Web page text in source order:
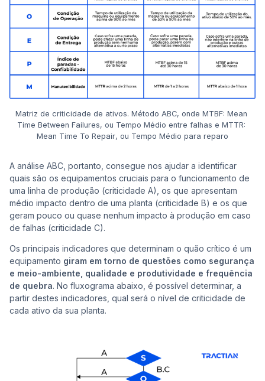
Matriz de criticidade de ativos. Método ABC, onde MTBF: Mean
Time Between Failures
Mean Time To Repair, ou Tempo Médio para reparo
A análise ABC, portanto, consegue nos ajudar a identificar
quais são os equipamentos cruciais para o funcionamento de
uma linha de produção (criticidade A), os que apresentam
médio impacto dentro de uma planta (criticidade B) e os que
geram pouco ou quase nenhum impacto à produção em caso
de falhas (criticidade C).
Os principais indicadores que determinam o quão crítico é um
equipamento giram em torno de questões como segurança
e meio-ambiente, qualidade e produtividade e frequência
de quebra. No fluxograma abaixo, é possível determinar, a
partir destes indicadores, qual será o nível de criticidade de
cada ativo da sua planta.